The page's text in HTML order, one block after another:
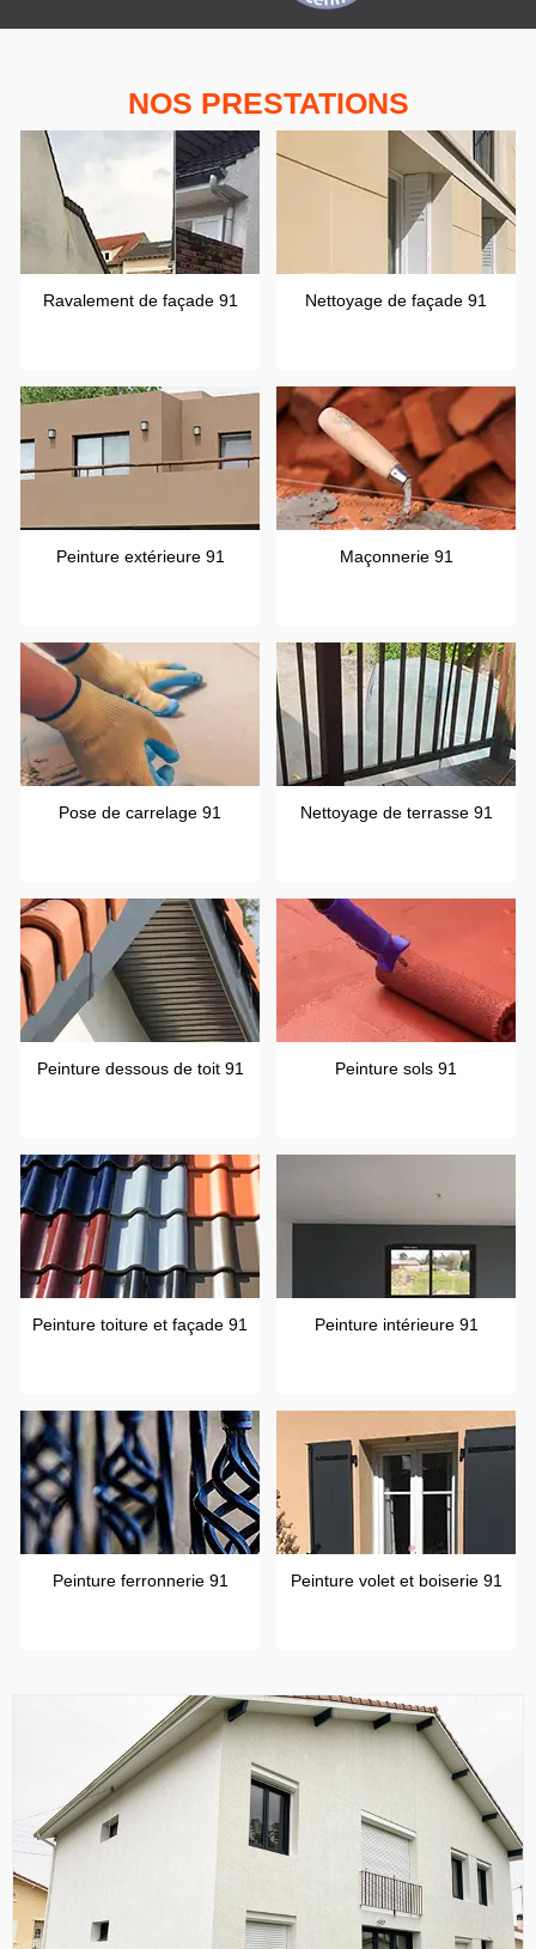
NOS PRESTATIONS
Ravalement de façade 91 Nettoyage de façade 91
Peinture extérieure 91 Maçonnerie 91
Pose de carrelage 91 Nettoyage de terrasse 91
Peinture dessous de toit 91 Peinture sols 91
Peinture toiture et façade 91 Peinture intérieure 91
Peinture ferronnerie 91 Peinture volet et boiserie 91